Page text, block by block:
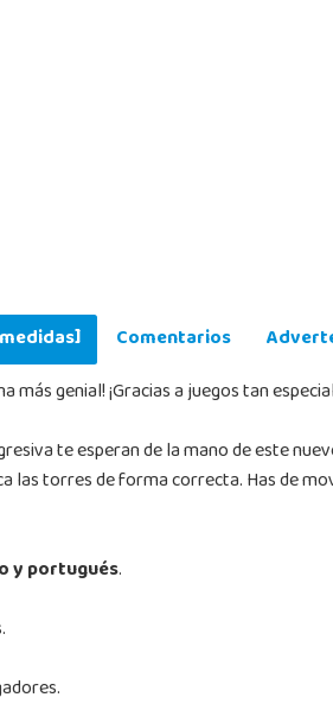
Comentarios
más genial! ¡Gracias a juegos tan
te esperan de la mano de este
las torres de forma correcta. Has de
y portugués.